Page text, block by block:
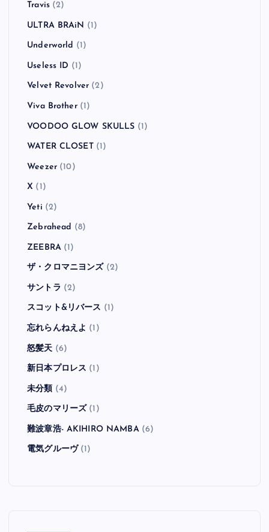
Travis(2)
ULTRA BRAiN (1)
Underworld (1)
Useless ID (1)
Velvet Revolver (2)
Viva Brother(1)
VOODOO GLOW SKULLS (1)
WATER CLOSET(1)
Weezer(10)
X (1)
Yeti (2)
Zebrahead (8)
ZEEBRA(1)
ザ・クロマニヨンズ (2)
サントラ (2)
スコット&リバース (1)
忘れらんねえよ (1)
怒髪天 (6)
新日本プロレス (1)
未分類 (4)
毛皮のマリーズ (1)
難波章浩- AKIHIRO NAMBA(6)
電気グルーヴ(1)